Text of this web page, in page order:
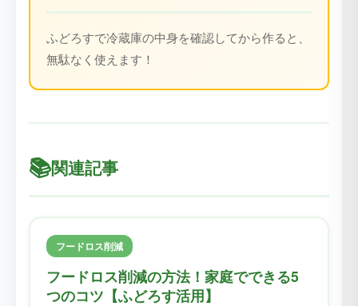
ふどろすで冷蔵庫の中身を確認してから作ると、
無駄なく使えます！
📚関連記事
フードロス削減
フードロス削減の方法！家庭でできる5
つのコツ【ふどろす活用】